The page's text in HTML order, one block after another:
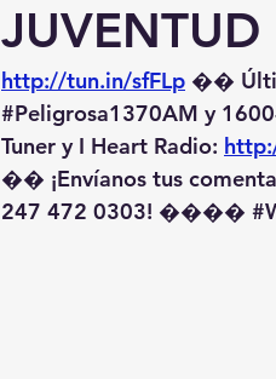
http://tun.in/sfFLp ��
#Peligrosa1370AM y
Tuner y I Heart Radio:
�� ¡Envíanos tus
247 472 0303! ��️��